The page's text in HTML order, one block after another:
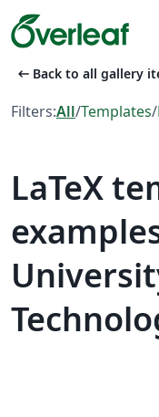
arrow_left_alt Back to all gallery
Filters:All/Templates/
LaTeX